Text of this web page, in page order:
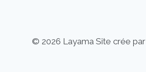
© 2026 Layama Site crée par